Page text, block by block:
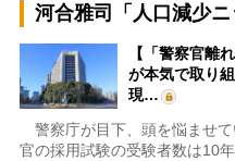
河合雅司「人口減少ニ
【「警察官離
が本気で取り
現…
警察庁が目下、頭を悩ませ
官の採用試験の受験者数は10